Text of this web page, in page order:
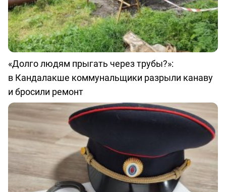
«Долго людям прыгать через трубы?»:
в Кандалакше коммунальщики разрыли канаву
и бросили ремонт